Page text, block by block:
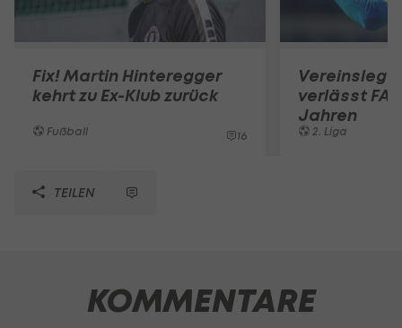
Fix! Martin Hinteregger
kehrt zu Ex-Klub zurück
Fußball 16
verlässt
Jahren
2. Liga
TEILEN
KOMMENTARE